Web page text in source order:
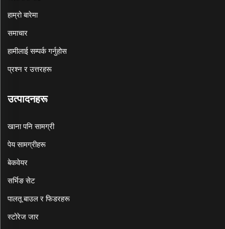
हाम्रो बारेमा
समाचार
हामीलाई सम्पर्क गर्नुहोस
प्रश्न र उत्तरहरू
उत्पादनहरू
खाना पनि सामग्री
पेय सामग्रीहरू
बेकवेयर
सर्भिङ सेट
पालतू बाउल र फिडरहरू
स्टोरेज जार